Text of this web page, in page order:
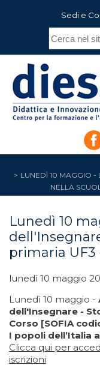
Sedi e
LUNEDÌ 10 MAGGIO -
NELLA
Lunedì 10
primaria
lunedì 10 maggio
Lunedì 10 maggio -
dell'Insegnare -
Corso [SOFIA
I popoli dell’Italia
Clicca qui per
iscrizioni